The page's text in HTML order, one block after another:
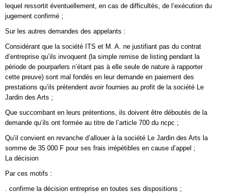
lequel ressortit éventuellement, en cas de difficultés, de l’exécution du
jugement confirmé ;
Sur les autres demandes des appelants :
Considérant que la société ITS et M. A. ne justifiant pas du contrat
d’entreprise qu’ils invoquent (la simple remise de listing pendant la
période de pourparlers n’étant pas à elle seule de nature à rapporter
cette preuve) sont mal fondés en leur demande en paiement des
prestations qu’ils prétendent avoir fournies au profit de la société Le
Jardin des Arts ;
Que succombant en leurs prétentions, ils doivent être déboutés de la
demande qu’ils ont formée au titre de l’article 700 du ncpc ;
Qu’il convient en revanche d’allouer à la société Le Jardin des Arts la
somme de 35 000 F pour ses frais irrépétibles en cause d’appel ;
La décision
Par ces motifs :
. confirme la décision entreprise en toutes ses dispositions ;